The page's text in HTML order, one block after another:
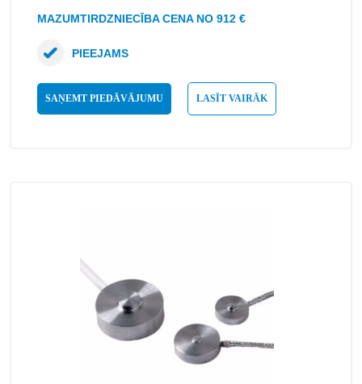
MAZUMTIRDZNIECĪBA CENA NO 912 €
SAŅEMT PIEDĀVĀJUMU LASĪT VAIRĀK
PIEEJAMS